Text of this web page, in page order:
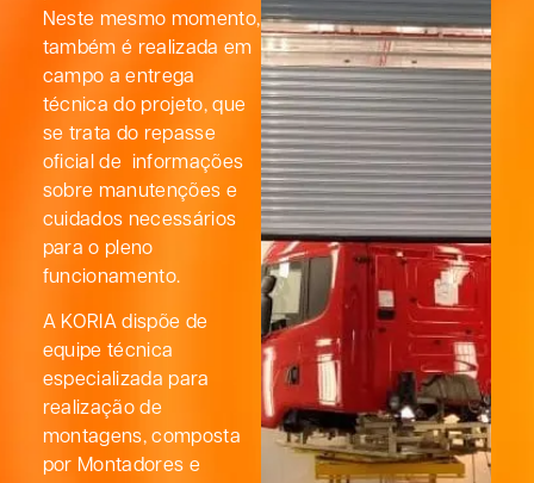
Neste mesmo momento,
também é realizada em
campo a entrega
técnica do projeto, que
se trata do repasse
oficial de informações
sobre manutenções e
cuidados necessários
para o pleno
funcionamento.
A KORIA dispõe de
equipe técnica
especializada para
realização de
montagens, composta
por Montadores e